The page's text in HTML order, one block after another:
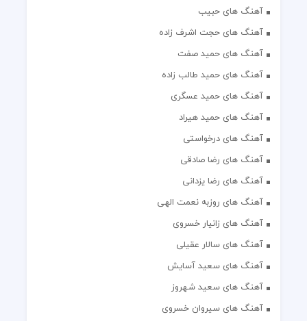
آهنگ های حبیب
آهنگ های حجت اشرف زاده
آهنگ های حمید صفت
آهنگ های حمید طالب زاده
آهنگ های حمید عسگری
آهنگ های حمید هیراد
آهنگ های درخواستی
آهنگ های رضا صادقی
آهنگ های رضا یزدانی
آهنگ های روزبه نعمت الهی
آهنگ های زانیار خسروی
آهنگ های سالار عقیلی
آهنگ های سعید آسایش
آهنگ های سعید شهروز
آهنگ های سیروان خسروی